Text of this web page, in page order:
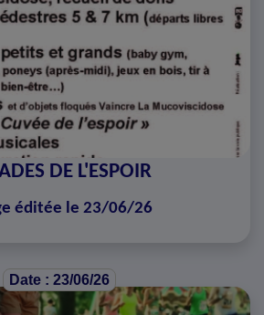
DE L'ESPOIR
éditée le 23/06/26
Date : 23/06/26